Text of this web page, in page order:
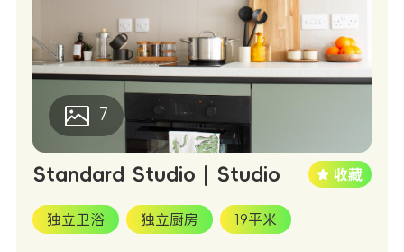
7
Standard Studio | Studio
独立卫浴 独立厨房 19平米